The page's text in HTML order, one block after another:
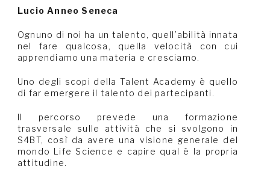
Lucio Anneo Seneca
Ognuno di noi ha un talento, quell’abilità innata
nel fare qualcosa, quella velocità con cui
apprendiamo una materia e cresciamo.
Uno degli scopi della Talent Academy è quello
di far emergere il talento dei partecipanti.
Il percorso prevede una formazione
trasversale sulle attività che si svolgono in
S4BT, così da avere una visione generale del
mondo Life Science e capire qual è la propria
attitudine.